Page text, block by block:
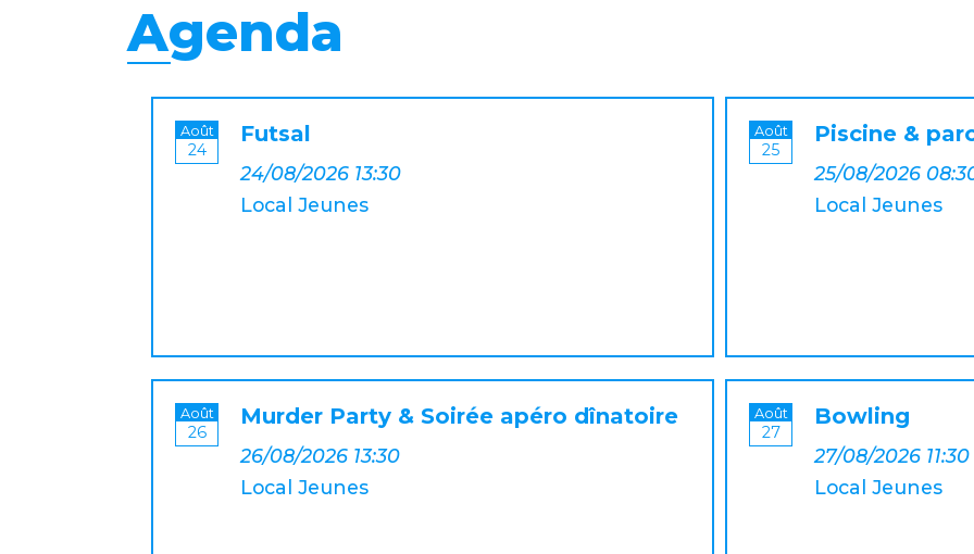
Agenda
Août
24
Futsal
24/08/2026 13:30
Local Jeunes
Août
25
Piscine &
25/08/2026
Local Jeunes
Août
26
Murder Party & Soirée apéro dînatoire
26/08/2026 13:30
Local Jeunes
Août
27
Bowling
27/08/2026 11:30
Local Jeunes